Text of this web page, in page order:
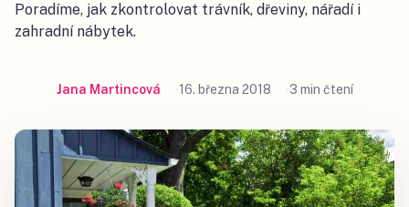
Poradíme, jak zkontrolovat trávník, dřeviny, nářadí i
zahradní nábytek.
Jana Martincová 16. března 2018 3 min čtení